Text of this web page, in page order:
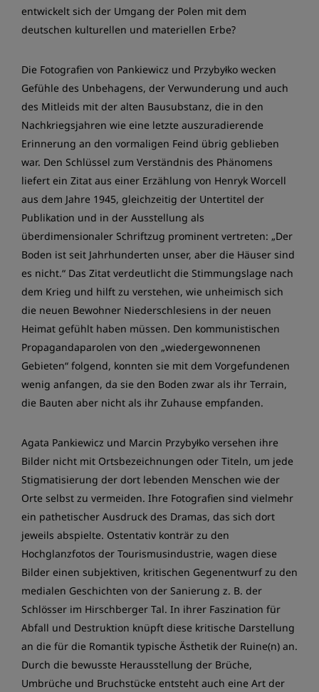
entwickelt sich der Umgang der Polen mit dem
deutschen kulturellen und materiellen Erbe?
Die Fotografien von Pankiewicz und Przybyłko wecken
Gefühle des Unbehagens, der Verwunderung und auch
des Mitleids mit der alten Bausubstanz, die in den
Nachkriegsjahren wie eine letzte auszuradierende
Erinnerung an den vormaligen Feind übrig geblieben
war. Den Schlüssel zum Verständnis des Phänomens
liefert ein Zitat aus einer Erzählung von Henryk Worcell
aus dem Jahre 1945, gleichzeitig der Untertitel der
Publikation und in der Ausstellung als
überdimensionaler Schriftzug prominent vertreten: „Der
Boden ist seit Jahrhunderten unser, aber die Häuser sind
es nicht.“ Das Zitat verdeutlicht die Stimmungslage nach
dem Krieg und hilft zu verstehen, wie unheimisch sich
die neuen Bewohner Niederschlesiens in der neuen
Heimat gefühlt haben müssen. Den kommunistischen
Propagandaparolen von den „wiedergewonnenen
Gebieten“ folgend, konnten sie mit dem Vorgefundenen
wenig anfangen, da sie den Boden zwar als ihr Terrain,
die Bauten aber nicht als ihr Zuhause empfanden.
Agata Pankiewicz und Marcin Przybyłko versehen ihre
Bilder nicht mit Ortsbezeichnungen oder Titeln, um jede
Stigmatisierung der dort lebenden Menschen wie der
Orte selbst zu vermeiden. Ihre Fotografien sind vielmehr
ein pathetischer Ausdruck des Dramas, das sich dort
jeweils abspielte. Ostentativ konträr zu den
Hochglanzfotos der Tourismusindustrie, wagen diese
Bilder einen subjektiven, kritischen Gegenentwurf zu den
medialen Geschichten von der Sanierung z. B. der
Schlösser im Hirschberger Tal. In ihrer Faszination für
Abfall und Destruktion knüpft diese kritische Darstellung
an die für die Romantik typische Ästhetik der Ruine(n) an.
Durch die bewusste Herausstellung der Brüche,
Umbrüche und Bruchstücke entsteht auch eine Art der